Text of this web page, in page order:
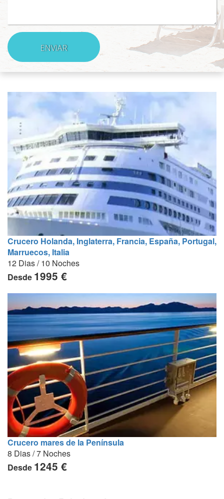
Crucero Holanda, Inglaterra, Francia, España, Portugal,
Marruecos, Italia
12 Dias / 10 Noches
Desde 1995 €
Crucero mares de la Península
8 Dias / 7 Noches
Desde 1245 €